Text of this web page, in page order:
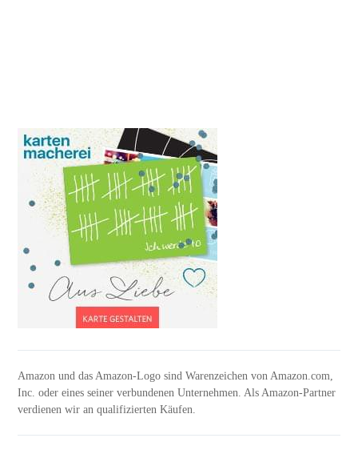
Amazon und das Amazon-Logo sind Warenzeichen von Amazon.com,
Inc. oder eines seiner verbundenen Unternehmen. Als Amazon-Partner
verdienen wir an qualifizierten Käufen.